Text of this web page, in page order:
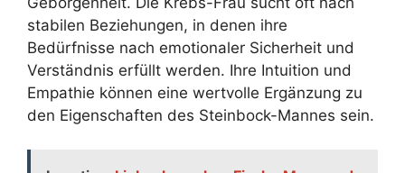
stabilen Beziehungen, in denen ihre
Bedürfnisse nach emotionaler Sicherheit und
Verständnis erfüllt werden. Ihre Intuition und
Empathie können eine wertvolle Ergänzung zu
den Eigenschaften des Steinbock-Mannes sein.